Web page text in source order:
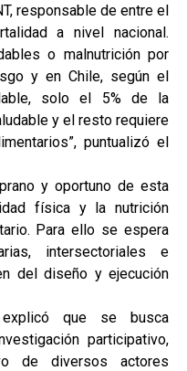
responsable de entre el
a nivel nacional.
o malnutrición por
y en Chile, según el
solo el 5% de la
y el resto requiere
puntualizó el
y oportuno de esta
física y la nutrición
Para ello se espera
intersectoriales e
del diseño y ejecución
que se busca
participativo,
de diversos actores